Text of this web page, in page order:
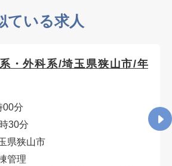
ている求人
・外科系/埼玉県狭山市/年
00分
30分
県狭山市
管理